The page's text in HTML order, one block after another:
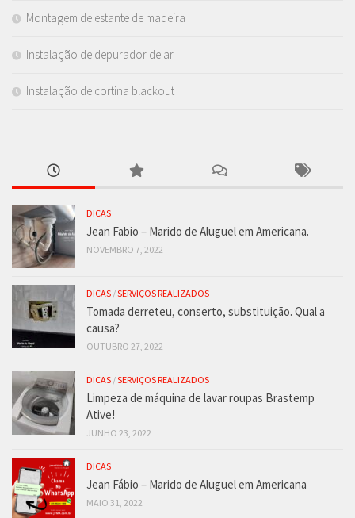
Montagem de estante de madeira
Instalação de depurador de ar
Instalação de cortina blackout
DICAS
Jean Fabio – Marido de Aluguel em Americana.
NOVEMBRO 7, 2022
DICAS /SERVIÇOS REALIZADOS
Tomada derreteu, conserto, substituição. Qual a
causa?
OUTUBRO 27, 2022
DICAS /SERVIÇOS REALIZADOS
Limpeza de máquina de lavar roupas Brastemp
Ative!
JUNHO 23, 2022
DICAS
Jean Fábio – Marido de Aluguel em Americana
MAIO 31, 2022